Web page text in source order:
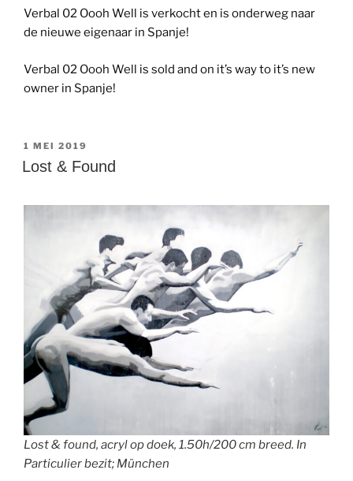
Verbal 02 Oooh Well is verkocht en is onderweg naar
de nieuwe eigenaar in Spanje!
Verbal 02 Oooh Well is sold and on it’s way to it’s new
owner in Spanje!
GEPLAATST
OP
1 MEI 2019
Lost & Found
Lost & found, acryl op doek, 1.50h/200 cm breed. In
Particulier bezit; München